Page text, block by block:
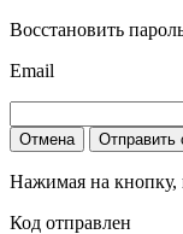
Восстановить
Email
Отмена Отправить
Нажимая на кнопку,
Код отправлен